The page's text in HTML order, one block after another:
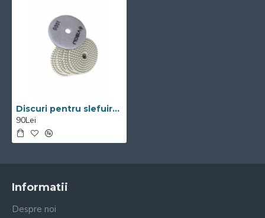
Discuri pentru slefuire beton Visoli #1000
90Lei
Informatii
Despre noi